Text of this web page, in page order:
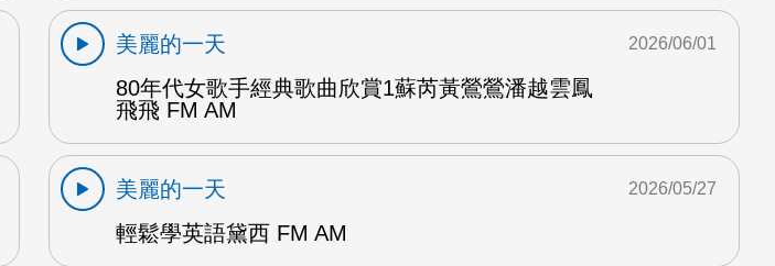
美麗的一天
80年代女歌手經典歌曲欣賞1蘇芮黃鶯鶯潘越雲鳳
飛飛 FM AM
2026/06/01
美麗的一天
輕鬆學英語黛西 FM AM
2026/05/27